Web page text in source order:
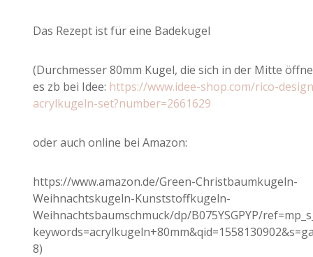
Das Rezept ist für eine Badekugel
(Durchmesser 80mm Kugel, die sich in der Mitte
es zb bei Idee: https://www.idee-shop.com/rico-
acrylkugeln-set?number=2661629
oder auch online bei Amazon:
https://www.amazon.de/Green-Christbaumkugeln-
Weihnachtskugeln-Kunststoffkugeln-
Weihnachtsbaumschmuck/dp/B075YSGPYP/
8)